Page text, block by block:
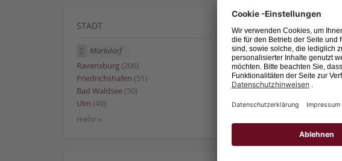
STADT
Markdorf
Ravensburg (206)
Friedrichshafen (51)
Bad Waldsee (50)
Ulm (49)
mehr »